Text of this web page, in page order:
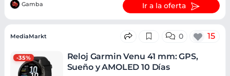
Gamba Ir a la oferta
-35%
MediaMarkt 0 15
Reloj Garmin Venu 41 mm: GPS,
Sueño y AMOLED 10 Días